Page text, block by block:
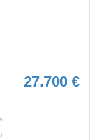
27.700 €